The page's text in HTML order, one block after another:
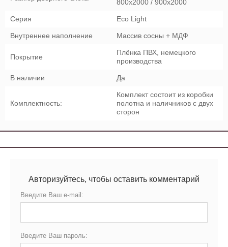
800x2000 / 900x2000
Серия Eco Light
Внутреннее наполнение Массив сосны + МДФ
Покрытие
Плёнка ПВХ, немецкого
производства
В наличии Да
Комплектность:
Комплект состоит из коробки
полотна и наличников с двух
сторон
Авторизуйтесь, чтобы оставить комментарий
Введите Ваш e-mail:
Введите Ваш пароль: